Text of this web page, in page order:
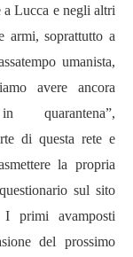
Lucca e negli altri
armi, soprattutto a
umanista,
avere ancora
quarantena”,
di questa rete e
la propria
sul sito
primi avamposti
del prossimo